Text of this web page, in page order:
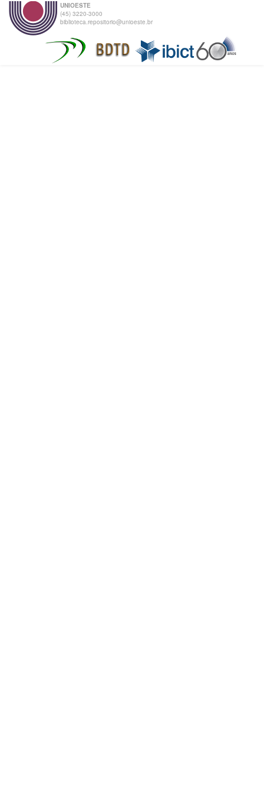
UNIOESTE
(45) 3220-3000
biblioteca.repositorio@unioeste.br